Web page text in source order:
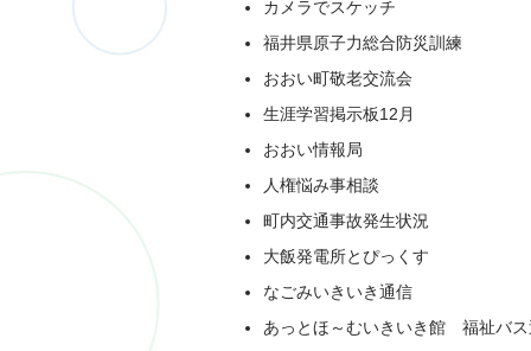
カメラでスケッチ
福井県原子力総合防災訓練
おおい町敬老交流会
生涯学習掲示板12月
おおい情報局
人権悩み事相談
町内交通事故発生状況
大飯発電所とぴっくす
なごみいきいき通信
あっとほ～むいきいき館 福祉バス